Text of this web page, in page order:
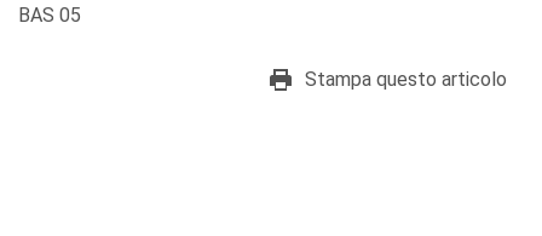
BAS 05
Stampa questo articolo